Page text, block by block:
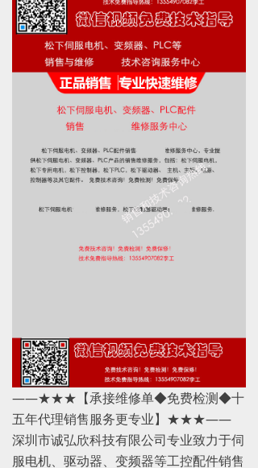
——★★★【承接维修单◆免费检测◆十
五年代理销售服务更专业】★★★——
深圳市诚弘欣科技有限公司专业致力于伺
服电机、驱动器、变频器等工控配件销售